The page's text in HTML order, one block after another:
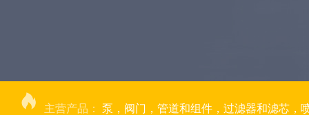
主营产品： 泵，阀门，管道和组件，过滤器和滤芯，